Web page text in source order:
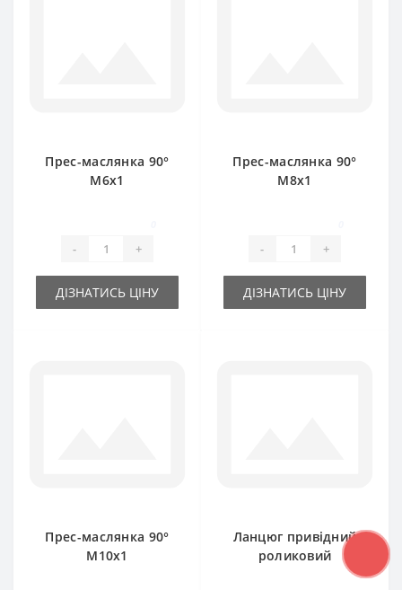
Прес-маслянка 90°
М6х1
- +
ДІЗНАТИСЬ ЦІНУ
Прес-маслянка 90°
М8х1
- +
ДІЗНАТИСЬ ЦІНУ
Прес-маслянка 90°
М10х1
Ланцюг привідний
роликовий
дворядний 5м 08A-